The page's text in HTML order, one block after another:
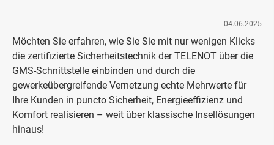
04.06.2025
Möchten Sie erfahren, wie Sie Sie mit nur wenigen Klicks
die zertifizierte Sicherheitstechnik der TELENOT über die
GMS-Schnittstelle einbinden und durch die
gewerkeübergreifende Vernetzung echte Mehrwerte für
Ihre Kunden in puncto Sicherheit, Energieeffizienz und
Komfort realisieren – weit über klassische Insellösungen
hinaus!